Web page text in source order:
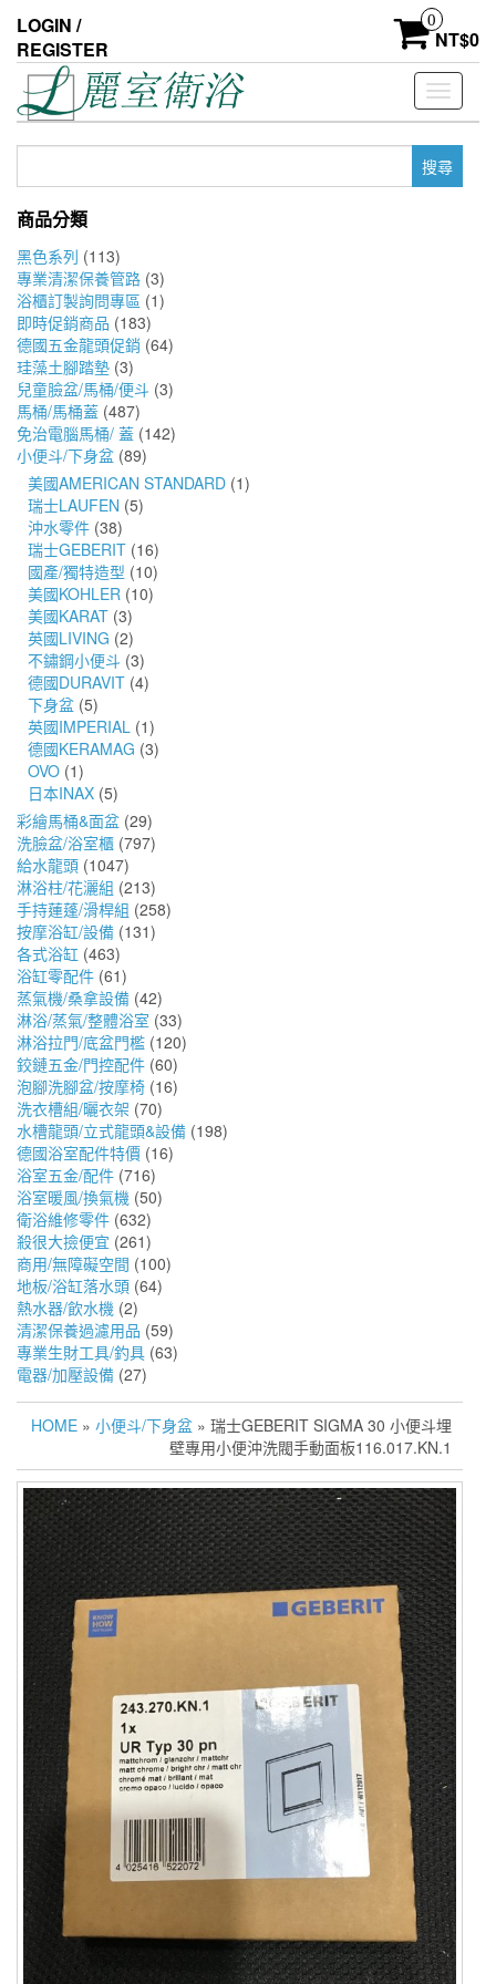
the
content
LOGIN /
REGISTER
0
NT$0
Toggle
鍵
商品分類
黑色系列 (113)
專業清潔保養管路 (3)
浴櫃訂製詢問專區 (1)
即時促銷商品 (183)
德國五金龍頭促銷 (64)
珪藻土腳踏墊 (3)
兒童臉盆/馬桶/便斗 (3)
馬桶/馬桶蓋 (487)
免治電腦馬桶/ 蓋 (142)
小便斗/下身盆 (89)
美國AMERICAN STANDARD (1)
瑞士LAUFEN (5)
沖水零件 (38)
瑞士GEBERIT (16)
國產/獨特造型 (10)
美國KOHLER (10)
美國KARAT (3)
英國LIVING (2)
不鏽鋼小便斗 (3)
德國DURAVIT (4)
下身盆 (5)
英國IMPERIAL (1)
德國KERAMAG (3)
OVO (1)
日本INAX (5)
彩繪馬桶&面盆 (29)
洗臉盆/浴室櫃 (797)
給水龍頭 (1047)
淋浴柱/花灑組 (213)
手持蓮蓬/滑桿組 (258)
按摩浴缸/設備 (131)
各式浴缸 (463)
浴缸零配件 (61)
蒸氣機/桑拿設備 (42)
淋浴/蒸氣/整體浴室 (33)
淋浴拉門/底盆門檻 (120)
鉸鏈五金/門控配件 (60)
泡腳洗腳盆/按摩椅 (16)
洗衣槽組/曬衣架 (70)
水槽龍頭/立式龍頭&設備 (198)
德國浴室配件特價 (16)
浴室五金/配件 (716)
浴室暖風/換氣機 (50)
衛浴維修零件 (632)
殺很大撿便宜 (261)
商用/無障礙空間 (100)
地板/浴缸落水頭 (64)
熱水器/飲水機 (2)
清潔保養過濾用品 (59)
專業生財工具/釣具 (63)
電器/加壓設備 (27)
HOME » 小便斗/下身盆 » 瑞士GEBERIT SIGMA 30 小便斗埋
壁專用小便沖洗閥手動面板116.017.KN.1